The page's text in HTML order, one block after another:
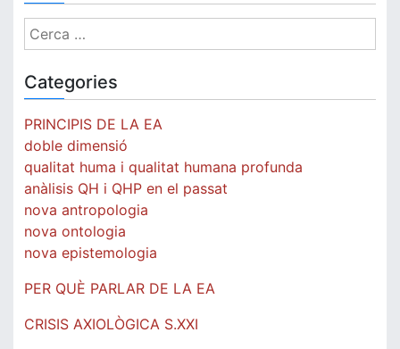
Cerca:
Categories
PRINCIPIS DE LA EA
doble dimensió
qualitat huma i qualitat humana profunda
anàlisis QH i QHP en el passat
nova antropologia
nova ontologia
nova epistemologia
PER QUÈ PARLAR DE LA EA
CRISIS AXIOLÒGICA S.XXI